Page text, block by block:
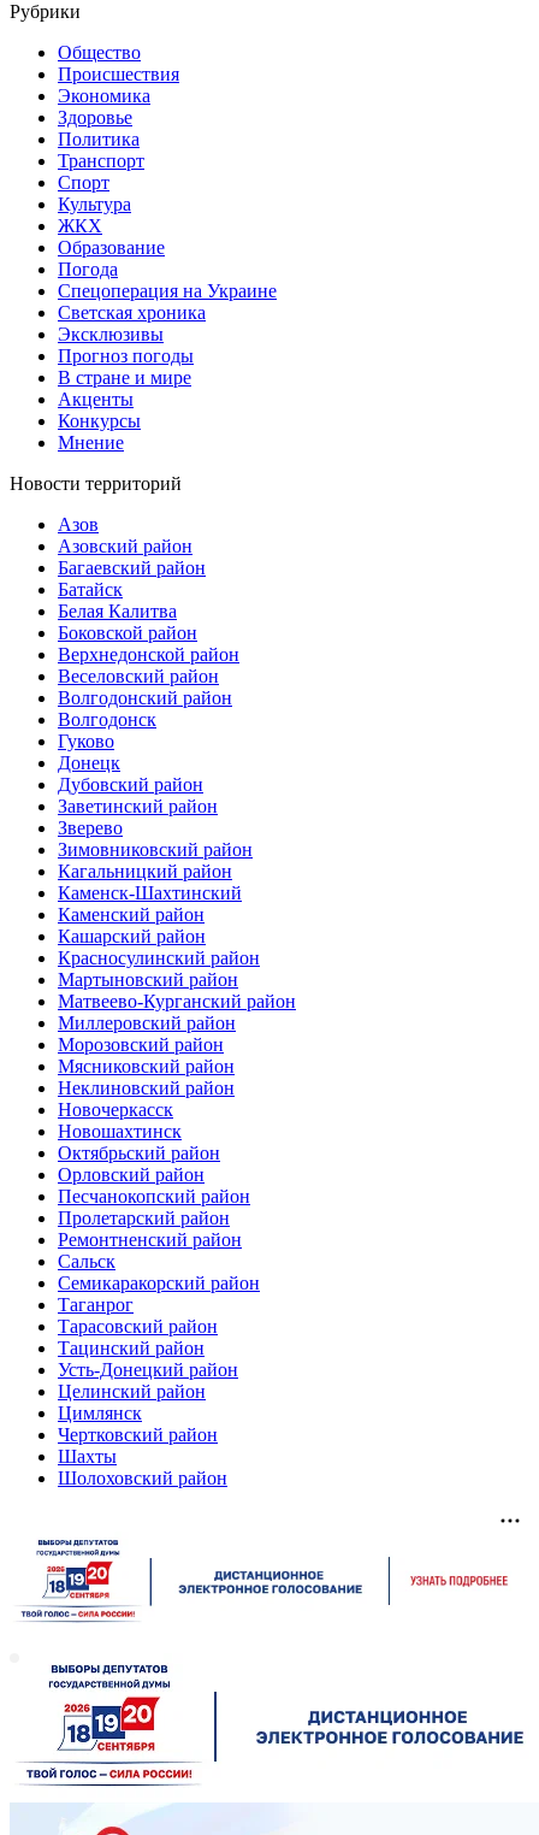
Рубрики
Общество
Происшествия
Экономика
Здоровье
Политика
Транспорт
Спорт
Культура
ЖКХ
Образование
Погода
Спецоперация на Украине
Светская хроника
Эксклюзивы
Прогноз погоды
В стране и мире
Акценты
Конкурсы
Мнение
Новости территорий
Азов
Азовский район
Багаевский район
Батайск
Белая Калитва
Боковской район
Верхнедонской район
Веселовский район
Волгодонский район
Волгодонск
Гуково
Донецк
Дубовский район
Заветинский район
Зверево
Зимовниковский район
Кагальницкий район
Каменск-Шахтинский
Каменский район
Кашарский район
Красносулинский район
Мартыновский район
Матвеево-Курганский район
Миллеровский район
Морозовский район
Мясниковский район
Неклиновский район
Новочеркасск
Новошахтинск
Октябрьский район
Орловский район
Песчанокопский район
Пролетарский район
Ремонтненский район
Сальск
Семикаракорский район
Таганрог
Тарасовский район
Тацинский район
Усть-Донецкий район
Целинский район
Цимлянск
Чертковский район
Шахты
Шолоховский район